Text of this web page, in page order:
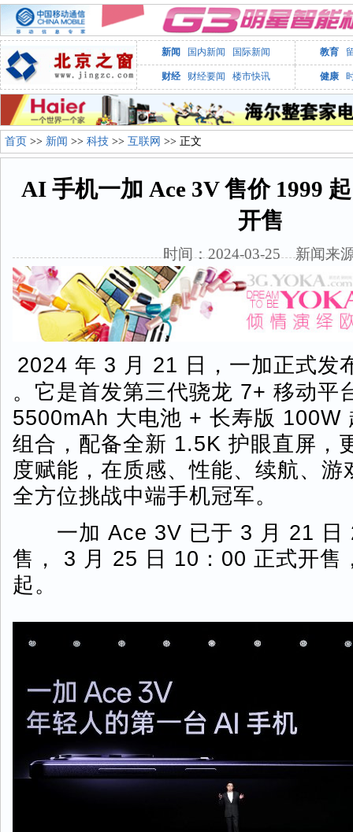
新闻 国内新闻 国际新闻 教育
财经 财经要闻 楼市快讯 健康
首页 >> 新闻 >> 科技 >> 互联网 >> 正文
AI 手机一加 Ace 3V 售价 1999
开售
时间：2024-03-25 新闻来
2024 年 3 月 21 日，一加正式发
。它是首发第三代骁龙 7+ 移动平
5500mAh 大电池 + 长寿版 100W
组合，配备全新 1.5K 护眼直屏，
度赋能，在质感、性能、续航、
全方位挑战中端手机冠军。
一加 Ace 3V 已于 3 月 21 日
售， 3 月 25 日 10：00 正式开售
起。